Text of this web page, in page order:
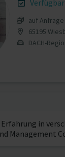
auf Anfrage
65195
DACH-
in
Management